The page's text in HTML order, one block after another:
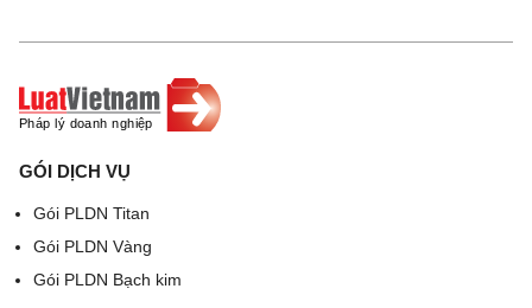
hàng
rõ họ,
tên)
(Cần kiểm tra, đối chiếu khi lập, giao, nhận hóa
GÓI DỊCH VỤ
Gói PLDN Titan
Gói PLDN Vàng
Gói PLDN Bạch kim